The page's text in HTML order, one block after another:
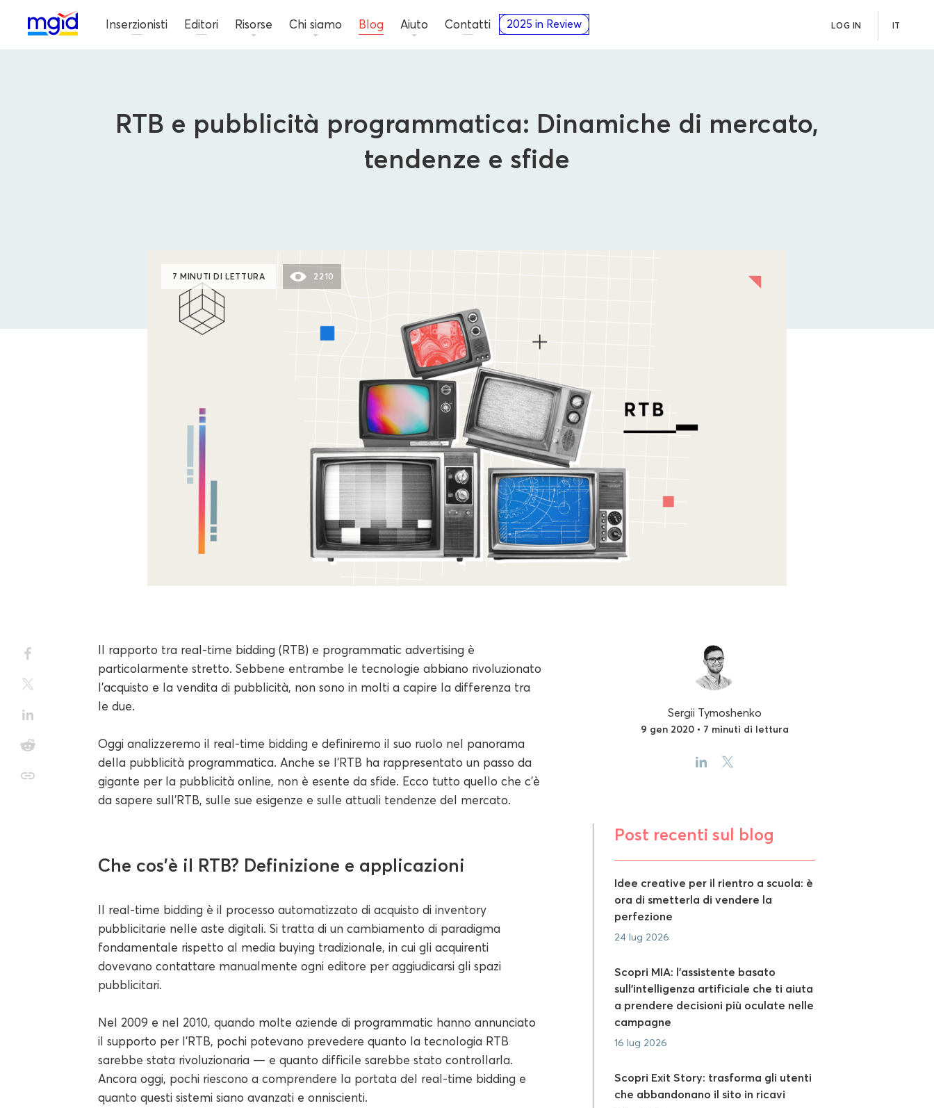
Inserzionisti Editori Risorse Chi siamo Blog Aiuto Contatti 2025 in Review LOG IN IT
RTB e pubblicità programmatica: Dinamiche di mercato,
tendenze e sfide
7 MINUTI DI LETTURA 2210
Il rapporto tra real-time bidding (RTB) e programmatic advertising è
particolarmente stretto. Sebbene entrambe le tecnologie abbiano rivoluzionato
l'acquisto e la vendita di pubblicità, non sono in molti a capire la differenza tra
le due.
Oggi analizzeremo il real-time bidding e definiremo il suo ruolo nel panorama
della pubblicità programmatica. Anche se l'RTB ha rappresentato un passo da
gigante per la pubblicità online, non è esente da sfide. Ecco tutto quello che c'è
da sapere sull'RTB, sulle sue esigenze e sulle attuali tendenze del mercato.
Che cos'è il RTB? Definizione e applicazioni
Il real-time bidding è il processo automatizzato di acquisto di inventory
pubblicitarie nelle aste digitali. Si tratta di un cambiamento di paradigma
fondamentale rispetto al media buying tradizionale, in cui gli acquirenti
dovevano contattare manualmente ogni editore per aggiudicarsi gli spazi
pubblicitari.
Nel 2009 e nel 2010, quando molte aziende di programmatic hanno annunciato
il supporto per l'RTB, pochi potevano prevedere quanto la tecnologia RTB
sarebbe stata rivoluzionaria — e quanto difficile sarebbe stato controllarla.
Ancora oggi, pochi riescono a comprendere la portata del real-time bidding e
quanto questi sistemi siano avanzati e onniscienti.
Sergii Tymoshenko
9 gen 2020 • 7 minuti di lettura
Post recenti sul blog
Idee creative per il rientro a scuola: è
ora di smetterla di vendere la
perfezione
24 lug 2026
Scopri MIA: l’assistente basato
sull’intelligenza artificiale che ti aiuta
a prendere decisioni più oculate nelle
campagne
16 lug 2026
Scopri Exit Story: trasforma gli utenti
che abbandonano il sito in ricavi